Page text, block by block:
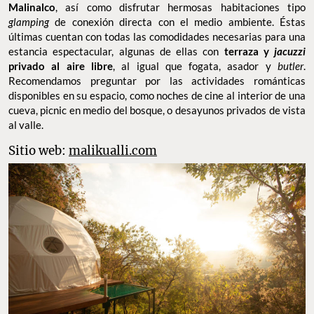
Malinalco, así como disfrutar hermosas habitaciones tipo
glampingde conexión directa con el medio ambiente. Éstas
últimas cuentan con todas las comodidades necesarias para una
estancia espectacular, algunas de ellas con terraza y jacuzzi
privado al aire libre, al igual que fogata, asador ybutler.
Recomendamos preguntar por las actividades románticas
disponibles en su espacio, como noches de cine al interior de una
cueva, picnic en medio del bosque, o desayunos privados de vista
al valle.
Sitio web: malikualli.com